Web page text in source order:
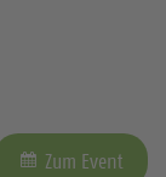
Zum Event